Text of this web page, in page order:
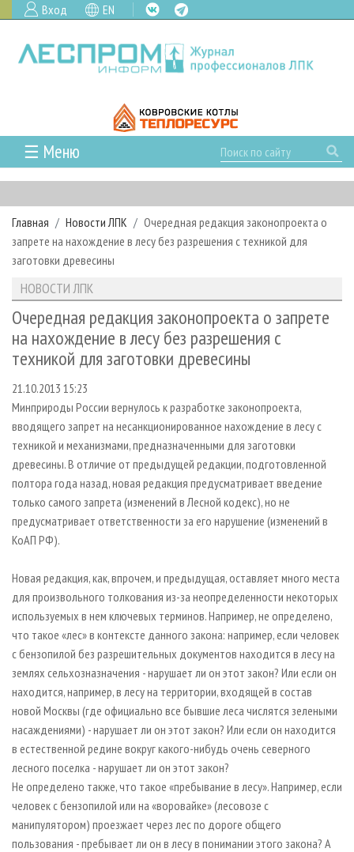
Вход EN
☰ Меню
ГЛАВНАЯ
РУБРИКИ И ТЕМЫ
РУБРИКИ ЖУРНАЛА
ЛЕСНОЕ ХОЗЯЙСТВО
ЛЕСОЗАГОТОВКА
ЛЕСОПИЛЕНИЕ
ДЕРЕВООБРАБОТКА
СУШКА ДРЕВЕСИНЫ
ПРОИЗВОДСТВО ДРЕВЕСНЫХ ПЛИТ
ДЕРЕВЯННОЕ ДОМОСТРОЕНИЕ
ПРОИЗВОДСТВО МЕБЕЛИ
БИОЭНЕРГЕТИКА
ЦБП
ИНСТРУМЕНТ И МАТЕРИАЛЫ
НОВОСТИ
КАЛЕНДАРЬ СОБЫТИЙ
НОВОСТИ ЛПК
НОВОСТИ ЖУРНАЛА
НОВОСТИ КОМПАНИЙ
ПРОЕКТЫ ЛПИ
АНАЛИТИКА
ПРЕДПРИЯТИЯ ЛПК
ЛЕСНЫЕ РЕГИОНЫ РОССИИ
ПЕРСОНЫ
МОБИЛЬНЫЕ ВЫСТАВКИ
ОФИЦИАЛЬНЫЕ ДЕЛЕГАЦИИ
ПРИОРИТЕТНЫЕ ИНВЕСТПРОЕКТЫ
RUSSIAN FORESTRY REVIEW
ГАЗЕТА ЛЕСПРОМФОРУМ
БИБЛИОТЕКА СПЕЦИАЛИСТА
АРХИВ
АРХИВ ЖУРНАЛОВ
СТАТЬИ
О ЖУРНАЛЕ
ПОДПИСКА
КОНТАКТЫ
РЕКЛАМОДАТЕЛЯМ
РЕКЛАМА
РЕКЛАМА НА САЙТЕ
Главная Новости ЛПК
Очередная редакция законопроекта о
запрете на нахождение в лесу без разрешения с техникой для
заготовки древесины
НОВОСТИ ЛПК
Очередная редакция законопроекта о запрете
на нахождение в лесу без разрешения с
техникой для заготовки древесины
21.10.2013 15:23
Минприроды России вернулось к разработке законопроекта,
вводящего запрет на несанкционированное нахождение в лесу с
техникой и механизмами, предназначенными для заготовки
древесины. В отличие от предыдущей редакции, подготовленной
полтора года назад, новая редакция предусматривает введение
только самого запрета (изменений в Лесной кодекс), но не
предусматривает ответственности за его нарушение (изменений в
КоАП РФ).
Новая редакция, как, впрочем, и предыдущая, оставляет много места
для произвольного толкования из-за неопределенности некоторых
используемых в нем ключевых терминов. Например, не определено,
что такое «лес» в контексте данного закона: например, если человек
с бензопилой без разрешительных документов находится в лесу на
землях сельхозназначения - нарушает ли он этот закон? Или если он
находится, например, в лесу на территории, входящей в состав
новой Москвы (где официально все бывшие леса числятся зелеными
насаждениями) - нарушает ли он этот закон? Или если он находится
в естественной редине вокруг какого-нибудь очень северного
лесного поселка - нарушает ли он этот закон?
Не определено также, что такое «пребывание в лесу». Например, если
человек с бензопилой или на «воровайке» (лесовозе с
манипулятором) проезжает через лес по дороге общего
пользования - пребывает ли он в лесу в понимании этого закона? А